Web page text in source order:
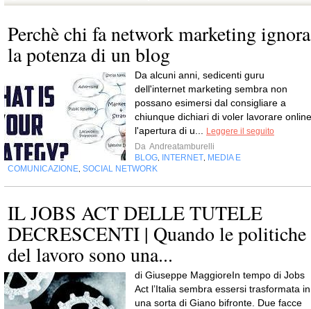
Perchè chi fa network marketing ignora
la potenza di un blog
Da alcuni anni, sedicenti guru
dell'internet marketing sembra non
possano esimersi dal consigliare a
chiunque dichiari di voler lavorare
l'apertura di u...
Leggere il seguito
Da Andreatamburelli
BLOG INTERNET MEDIA E
COMUNICAZIONE SOCIAL NETWORK
IL JOBS ACT DELLE TUTELE
DECRESCENTI | Quando le politiche
del lavoro sono una...
di Giuseppe MaggioreIn tempo di Jobs
Act l’Italia sembra essersi trasformata in
una sorta di Giano bifronte. Due facce